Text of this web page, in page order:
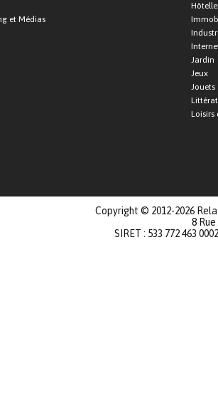
et Médias
Jardin
Jeux
Jouets
Loisirs
Copyright © 2012-2026
8
SIRET : 533 772 463